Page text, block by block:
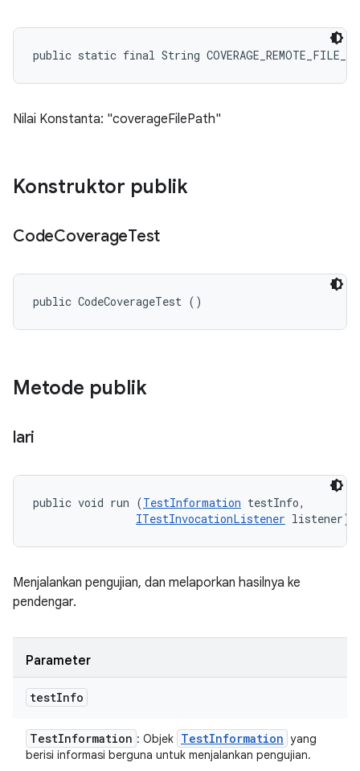
public static final String
Nilai Konstanta: "coverageFilePath"
Konstruktor publik
CodeCoverageTest
public CodeCoverageTest ()
Metode publik
lari
public void run (TestInformation testInfo,
ITestInvocationListener listener)
Menjalankan pengujian, dan melaporkan hasilnya ke
pendengar.
Parameter
testInfo
TestInformation : Objek TestInformation yang
berisi informasi berguna untuk menjalankan pengujian.